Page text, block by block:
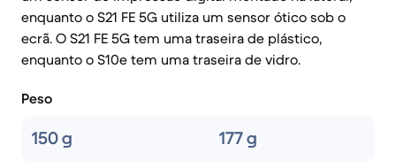
enquanto o S21 FE 5G utiliza um sensor ótico sob o
ecrã. O S21 FE 5G tem uma traseira de plástico,
enquanto o S10e tem uma traseira de vidro.
Peso
150 g 177 g